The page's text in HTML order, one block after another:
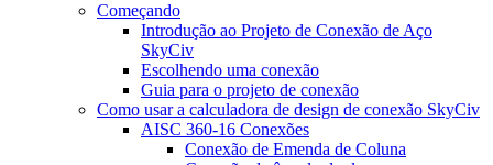
Começando
Introdução ao Projeto de Conexão de Aço
SkyCiv
Escolhendo uma conexão
Guia para o projeto de conexão
Como usar a calculadora de design de conexão SkyCiv
AISC 360-16 Conexões
Conexão de Emenda de Coluna